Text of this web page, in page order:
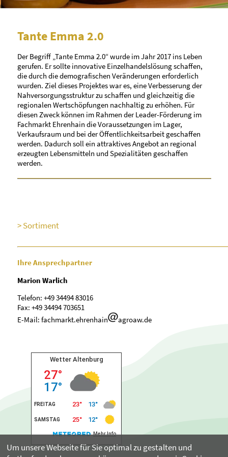
Tante Emma 2.0
Der Begriff „Tante Emma 2.0“ wurde im Jahr 2017 ins Leben
gerufen. Er sollte innovative Einzelhandelslösung schaffen,
die durch die demografischen Veränderungen erforderlich
wurden. Ziel dieses Projektes war es, eine Verbesserung der
Nahversorgungsstruktur zu schaffen und gleichzeitig die
regionalen Wertschöpfungen nachhaltig zu erhöhen. Für
diesen Zweck können im Rahmen der Leader-Förderung im
Fachmarkt Ehrenhain die Voraussetzungen im Lager,
Verkaufsraum und bei der Öffentlichkeitsarbeit geschaffen
werden. Dadurch soll ein attraktives Angebot an regional
erzeugten Lebensmitteln und Spezialitäten geschaffen
werden.
Sortiment
Ihre Ansprechpartner
Marion Warlich
Telefon: +49 34494 83016
Fax: +49 34494 703651
E-Mail: fachmarkt.ehrenhain
agroaw.de
Um unsere Webseite für Sie optimal zu gestalten und